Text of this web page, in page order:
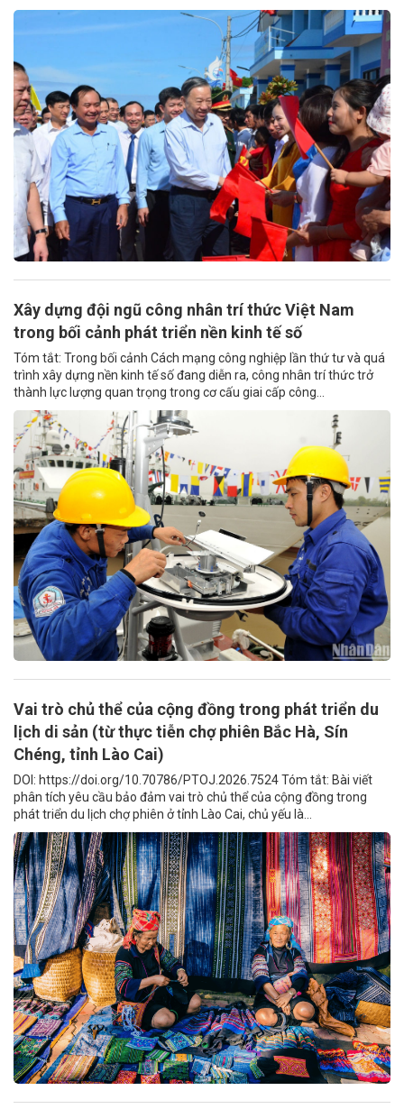
Xây dựng đội ngũ công nhân trí thức Việt Nam
trong bối cảnh phát triển nền kinh tế số
Tóm tắt: Trong bối cảnh Cách mạng công nghiệp lần thứ tư và quá
trình xây dựng nền kinh tế số đang diễn ra, công nhân trí thức trở
thành lực lượng quan trọng trong cơ cấu giai cấp công...
Vai trò chủ thể của cộng đồng trong phát triển du
lịch di sản (từ thực tiễn chợ phiên Bắc Hà, Sín
Chéng, tỉnh Lào Cai)
DOI: https://doi.org/10.70786/PTOJ.2026.7524 Tóm tắt: Bài viết
phân tích yêu cầu bảo đảm vai trò chủ thể của cộng đồng trong
phát triển du lịch chợ phiên ở tỉnh Lào Cai, chủ yếu là...